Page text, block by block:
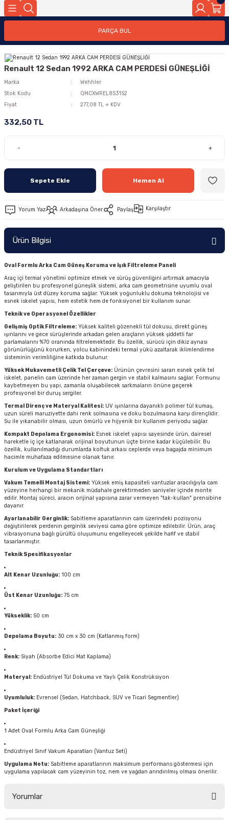
PARÇA BUL
Renault 12 Sedan 1992 ARKA CAM PERDESİ GÜNEŞLİĞİ
Marka
Wehhler
Stok Kodu
QMCXWREL8S3152
Fiyat
277,08 TL + KDV
332,50 TL
- +
Sepete Ekle Hemen Al
Yorum Yaz Arkadaşına Öner Paylaş Karşılaştır
Ürün Bilgisi
Oval Formlu Arka Cam Güneş Koruma ve Işık Filtreleme Paneli
Araç içi termal yönetimi optimize etmek ve sürüş güvenliğini artırmak amacıyla
geliştirilen bu profesyonel güneşlik sistemi, arka cam geometrisine uyumlu oval
tasarımıyla üst düzey koruma sağlar. Yüksek yoğunluklu dokuma teknolojisi ve
esnek iskelet yapısı, hem estetik hem de fonksiyonel bir kullanım sunar.
Teknik ve Operasyonel Özellikler
Gelişmiş Optik Filtreleme: Yüksek kaliteli gözenekli tül dokusu, direkt güneş
ışınlarını ve gece sürüşlerinde arkadan gelen araçların yüksek şiddetli far
parlamalarını %70 oranında filtrelemektedir. Bu özellik, sürücü için dikiz aynası
görünürlüğünü korurken, yolcu kabinindeki termal yükü azaltarak iklimlendirme
sisteminin verimliliğine katkıda bulunur.
Yüksek Mukavemetli Çelik Tel Çerçeve: Ürünün çevresini saran esnek çelik tel
iskelet, panelin cam üzerinde her zaman gergin ve stabil kalmasını sağlar. Formunu
kaybetmeyen bu yapı, zamanla oluşabilecek sarkmaların önüne geçerek
profesyonel bir duruş sergiler.
Termal Direnç ve Materyal Kalitesi: UV ışınlarına dayanıklı polimer tül kumaş,
uzun süreli maruziyette dahi renk solmasına ve doku bozulmasına karşı dirençlidir.
Su ile yıkanabilir olması, uzun ömürlü ve hijyenik bir kullanım periyodu sağlar.
Kompakt Depolama Ergonomisi: Esnek iskelet yapısı sayesinde ürün, dairesel
hareketle iç içe katlanarak orijinal boyutunun üçte birine kadar küçülebilir. Bu
özellik, kullanılmadığı durumlarda koltuk arkası ceplerde veya bagajda minimum
hacimle muhafaza edilmesine olanak tanır.
Kurulum ve Uygulama Standartları
Vakum Temelli Montaj Sistemi: Yüksek emiş kapasiteli vantuzlar aracılığıyla cam
yüzeyine herhangi bir mekanik müdahale gerektirmeden saniyeler içinde monte
edilir. Montaj süreci, aracın orijinal yapısına zarar vermeyen "tak-kullan" prensibine
dayanır.
Ayarlanabilir Gerginlik: Sabitleme aparatlarının cam üzerindeki pozisyonu
değiştirilerek perdenin gerginlik seviyesi cama göre optimize edilebilir. Ürün, araç
vibrasyonuna bağlı gürültü oluşumunu engelleyecek şekilde hafif ve stabil
tasarlanmıştır.
Teknik Spesifikasyonlar
Alt Kenar Uzunluğu: 100 cm
Üst Kenar Uzunluğu: 75 cm
Yükseklik: 50 cm
Depolama Boyutu: 30 cm x 30 cm (Katlanmış form)
Renk: Siyah (Absorbe Edici Mat Kaplama)
Materyal: Endüstriyel Tül Dokuma ve Yaylı Çelik Konstrüksiyon
Uyumluluk: Evrensel (Sedan, Hatchback, SUV ve Ticari Segmentler)
Paket İçeriği
1 Adet Oval Formlu Arka Cam Güneşliği
Endüstriyel Sınıf Vakum Aparatları (Vantuz Seti)
Uygulama Notu: Sabitleme aparatlarının maksimum performans göstermesi için
uygulama yapılacak cam yüzeyinin toz, nem ve yağdan arındırılmış olması önerilir.
Yorumlar